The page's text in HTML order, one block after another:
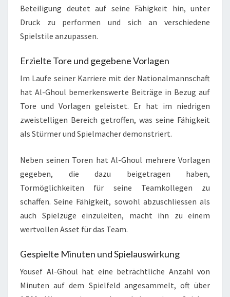
Beteiligung deutet auf seine Fähigkeit hin, unter
Druck zu performen und sich an verschiedene
Spielstile anzupassen.
Erzielte Tore und gegebene Vorlagen
Im Laufe seiner Karriere mit der Nationalmannschaft
hat Al-Ghoul bemerkenswerte Beiträge in Bezug auf
Tore und Vorlagen geleistet. Er hat im niedrigen
zweistelligen Bereich getroffen, was seine Fähigkeit
als Stürmer und Spielmacher demonstriert.
Neben seinen Toren hat Al-Ghoul mehrere Vorlagen
gegeben, die dazu beigetragen haben,
Tormöglichkeiten für seine Teamkollegen zu
schaffen. Seine Fähigkeit, sowohl abzuschliessen als
auch Spielzüge einzuleiten, macht ihn zu einem
wertvollen Asset für das Team.
Gespielte Minuten und Spielauswirkung
Yousef Al-Ghoul hat eine beträchtliche Anzahl von
Minuten auf dem Spielfeld angesammelt, oft über